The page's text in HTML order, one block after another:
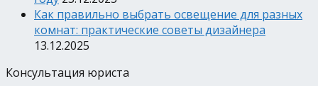
Как правильно выбрать освещение для разных
комнат: практические советы дизайнера
13.12.2025
Консультация юриста